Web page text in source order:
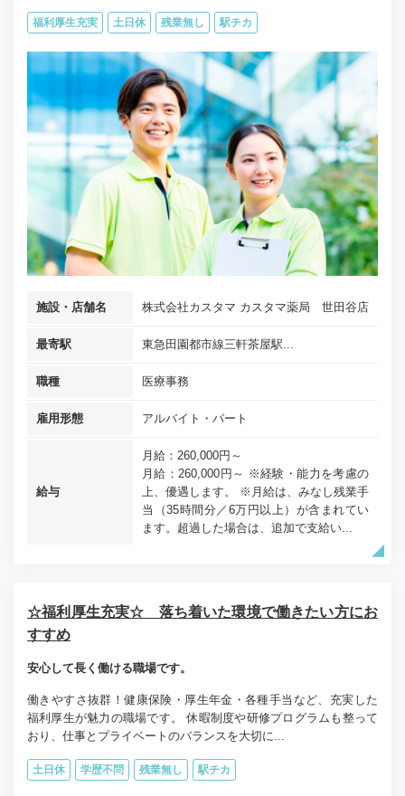
福利厚生充実 土日休 残業無し 駅チカ
施設・店舗名 株式会社カスタマ カスタマ薬局 世田谷店
最寄駅 東急田園都市線三軒茶屋駅...
職種 医療事務
雇用形態 アルバイト・パート
給与
月給：260,000円～
月給：260,000円～ ※経験・能力を考慮の
上、優遇します。 ※月給は、みなし残業手
当（35時間分／6万円以上）が含まれてい
ます。超過した場合は、追加で支給い...
☆福利厚生充実☆ 落ち着いた環境で働きたい方にお
すすめ
安心して長く働ける職場です。
働きやすさ抜群！健康保険・厚生年金・各種手当など、充実した
福利厚生が魅力の職場です。 休暇制度や研修プログラムも整って
おり、仕事とプライベートのバランスを大切に...
土日休 学歴不問 残業無し 駅チカ